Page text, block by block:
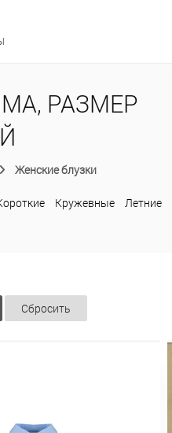
РАЗМЕР
Женские блузки
Кружевные Летние
Сбросить